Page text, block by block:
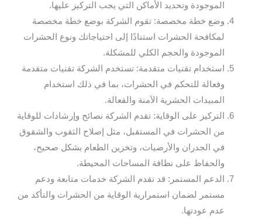
الموجودة وتحديد الأماكن التي يجب التركيز عليها.
وضع خطة مخصصة: تقوم الشركة بوضع خطة مخصصة
لمكافحة الحشرات استنادًا إلى احتياجاتك ونوع الحشرات
الموجودة والحجم الكلي للمشكلة.
استخدام تقنيات متقدمة: تستخدم الشركة تقنيات متقدمة
وفعالة للتحكم في الحشرات، بما في ذلك استخدام
المبيدات الحشرية الآمنة والفعالة.
التركيز على الوقاية: تقدم الشركة نصائح وإرشادات للوقاية
من الحشرات في المستقبل، مثل إصلاح الثقوب والشقوق
في الجدران والأرضيات، وتخزين الطعام بشكل صحيح،
والحفاظ على نظافة المساحات المحيطة.
الدعم المستمر: قد تقدم الشركة خدمات متابعة ودعم
مستمر لضمان استمرارية الوقاية من الحشرات والتأكد من
عدم عودتها.